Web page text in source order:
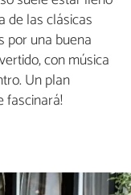
de las clásicas
por una buena
con música
Un plan
fascinará!